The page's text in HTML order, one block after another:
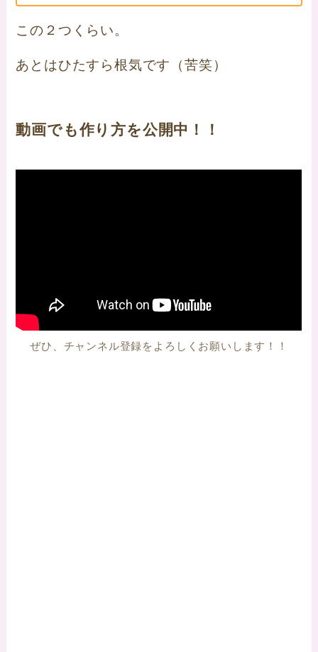
この２つくらい。
あとはひたすら根気です（苦笑）
動画でも作り方を公開中！！
ぜひ、チャンネル登録をよろしくお願いします！！